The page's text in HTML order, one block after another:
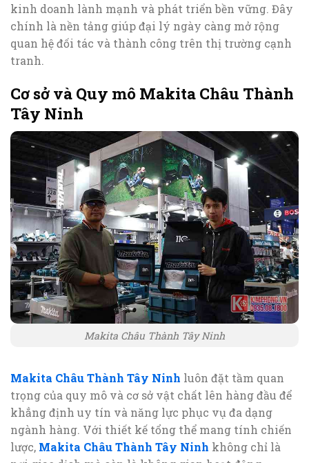
kinh doanh lành mạnh và phát triển bền vững. Đây
chính là nền tảng giúp đại lý ngày càng mở rộng
quan hệ đối tác và thành công trên thị trường cạnh
tranh.
Cơ sở và Quy mô Makita Châu Thành
Tây Ninh
Makita Châu Thành Tây Ninh
Makita Châu Thành Tây Ninh luôn đặt tầm quan
trọng của quy mô và cơ sở vật chất lên hàng đầu để
khẳng định uy tín và năng lực phục vụ đa dạng
ngành hàng. Với thiết kế tổng thể mang tính chiến
lược, Makita Châu Thành Tây Ninh không chỉ là